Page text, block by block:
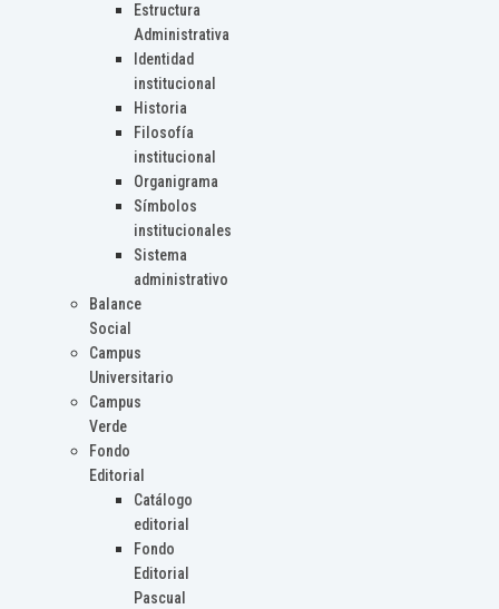
Estructura
Administrativa
Identidad
institucional
Historia
Filosofía
institucional
Organigrama
Símbolos
institucionales
Sistema
administrativo
Balance
Social
Campus
Universitario
Campus
Verde
Fondo
Editorial
Catálogo
editorial
Fondo
Editorial
Pascual